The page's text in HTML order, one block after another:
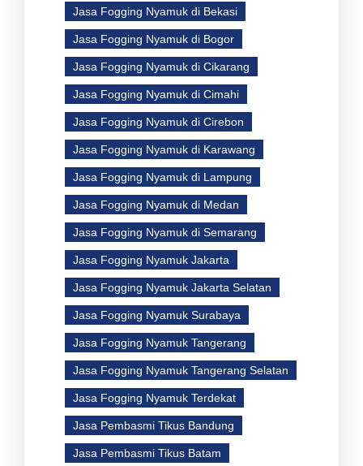
Jasa Fogging Nyamuk di Bekasi
Jasa Fogging Nyamuk di Bogor
Jasa Fogging Nyamuk di Cikarang
Jasa Fogging Nyamuk di Cimahi
Jasa Fogging Nyamuk di Cirebon
Jasa Fogging Nyamuk di Karawang
Jasa Fogging Nyamuk di Lampung
Jasa Fogging Nyamuk di Medan
Jasa Fogging Nyamuk di Semarang
Jasa Fogging Nyamuk Jakarta
Jasa Fogging Nyamuk Jakarta Selatan
Jasa Fogging Nyamuk Surabaya
Jasa Fogging Nyamuk Tangerang
Jasa Fogging Nyamuk Tangerang Selatan
Jasa Fogging Nyamuk Terdekat
Jasa Pembasmi Tikus Bandung
Jasa Pembasmi Tikus Batam